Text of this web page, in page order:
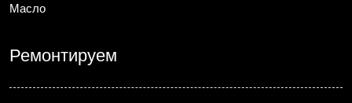
Масло
Ремонтируем